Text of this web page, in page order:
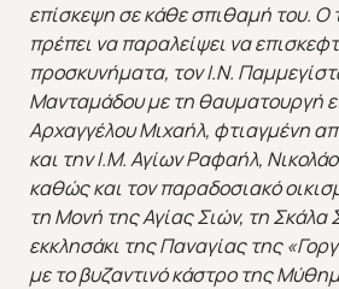
επίσκεψη σε κάθε σπιθαμή του. Ο
πρέπει να παραλείψει να
προσκυνήματα, τον Ι.Ν.
Μανταμάδου με τη θαυματουργή
Αρχαγγέλου Μιχαήλ, φτιαγμένη
και την Ι.Μ. Αγίων Ραφαήλ,
καθώς και τον παραδοσιακό
τη Μονή της Αγίας Σιών, τη Σκάλα
εκκλησάκι της Παναγίας της
με το βυζαντινό κάστρο της